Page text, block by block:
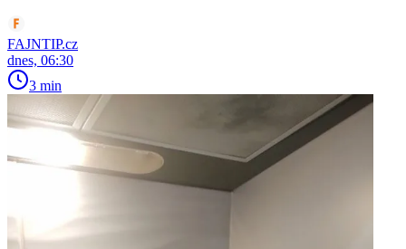
FAJNTIP.cz
dnes, 06:30
3 min